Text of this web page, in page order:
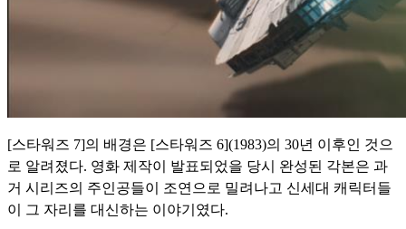
[스타워즈 7]의 배경은 [스타워즈 6](1983)의 30년 이후인 것으
로 알려졌다. 영화 제작이 발표되었을 당시 완성된 각본은 과
거 시리즈의 주인공들이 조연으로 밀려나고 신세대 캐릭터들
이 그 자리를 대신하는 이야기였다.